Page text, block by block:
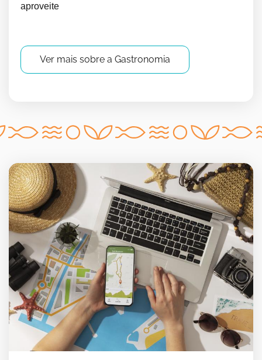
aproveite
Ver mais sobre a Gastronomia
Agências de Turismo